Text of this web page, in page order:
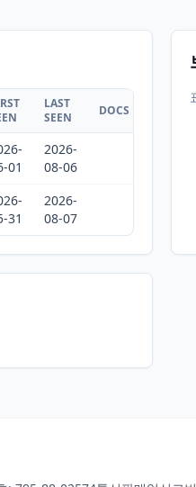
LAST
SEEN
DOCS
01
2026-
08-06
31
2026-
08-07